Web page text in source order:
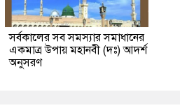
সর্বকালের সব সমস্যার সমাধানের
একমাত্র উপায় মহানবী (দঃ) আদর্শ
অনুসরণ